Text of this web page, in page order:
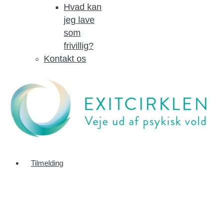
Hvad kan
jeg lave
som
frivillig?
Kontakt os
Tilmelding